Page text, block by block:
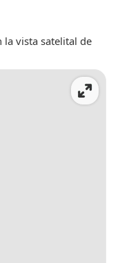
la vista satelital de